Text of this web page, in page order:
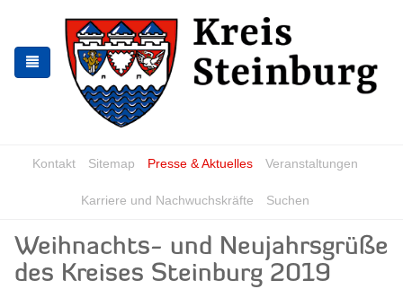
the
navigation
the
content
Kontakt Sitemap Presse & Aktuelles Veranstaltungen
Karriere und Nachwuchskräfte Suchen
Weihnachts- und Neujahrsgrüße
des Kreises Steinburg 2019